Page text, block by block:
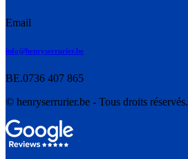
Email
info@henryserrurier.be
BE.0736 407 865
© henryserrurier.be - Tous droits réservés.